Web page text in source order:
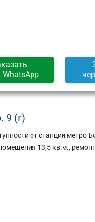
WhatsApp
9 (г)
от станции метро
13,5 кв.м., ремонт